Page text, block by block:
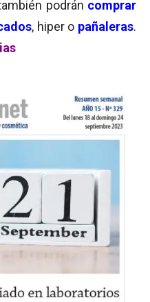
podrán comprar
, hiper o pañaleras.